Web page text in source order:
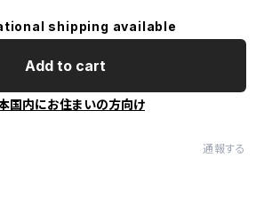
shipping available
Add to cart
国内にお住まいの方向け
通報する